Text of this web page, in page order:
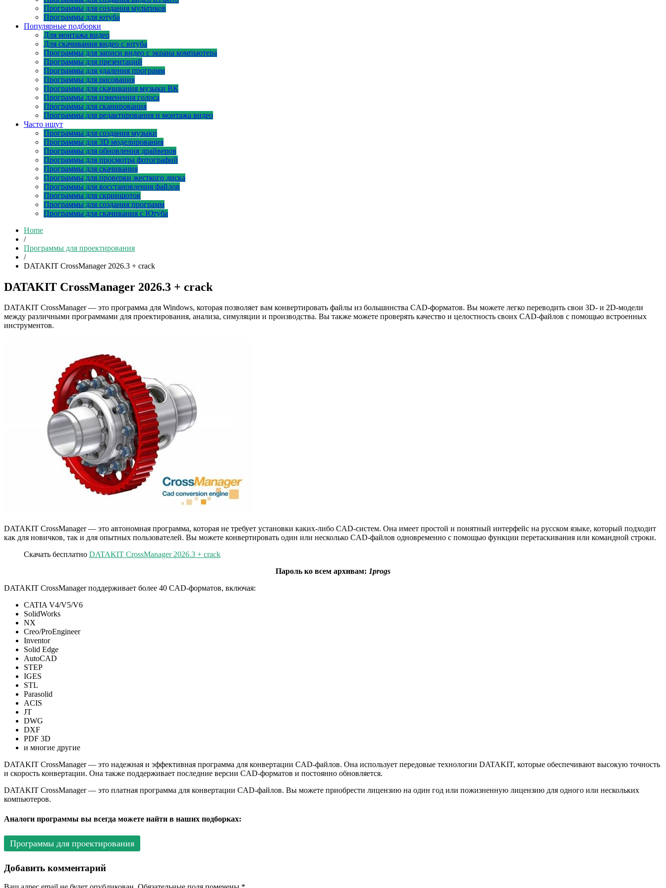
Программы для создания мультиков
Программы для ютуба
Популярные подборки
Для монтажа видео
Для скачивания видео с ютуба
Программы для записи видео с экрана компьютера
Программы для презентаций
Программы для удаления программ
Программы для рисования
Программы для скачивания музыки ВК
Программы для изменения голоса
Программы для сканирования
Программы для редактирования и монтажа видео
Часто ищут
Программы для создания музыки
Программы для 3D моделирования
Программы для обновления драйверов
Программы для просмотра фотографий
Программы для скачивания
Программы для проверки жесткого диска
Программы для восстановления файлов
Программы для скриншотов
Программы для создания программ
Программы для скачивания с Ютуба
Home
/
Программы для проектирования
/
DATAKIT CrossManager 2026.3 + crack
DATAKIT CrossManager 2026.3 + crack
DATAKIT CrossManager — это программа для Windows, которая позволяет вам конвертировать файлы из большинства CAD-форматов. Вы можете легко переводить свои 3D- и 2D-модели
между различными программами для проектирования, анализа, симуляции и производства. Вы также можете проверять качество и целостность своих CAD-файлов с помощью встроенных
инструментов.
DATAKIT CrossManager — это автономная программа, которая не требует установки каких-либо CAD-систем. Она имеет простой и понятный интерфейс на русском языке, который подходит
как для новичков, так и для опытных пользователей. Вы можете конвертировать один или несколько CAD-файлов одновременно с помощью функции перетаскивания или командной строки.
Скачать бесплатно DATAKIT CrossManager 2026.3 + crack
Пароль ко всем архивам: 1progs
DATAKIT CrossManager поддерживает более 40 CAD-форматов, включая:
CATIA V4/V5/V6
SolidWorks
NX
Creo/ProEngineer
Inventor
Solid Edge
AutoCAD
STEP
IGES
STL
Parasolid
ACIS
JT
DWG
DXF
PDF 3D
и многие другие
DATAKIT CrossManager — это надежная и эффективная программа для конвертации CAD-файлов. Она использует передовые технологии DATAKIT, которые обеспечивают высокую точность
и скорость конвертации. Она также поддерживает последние версии CAD-форматов и постоянно обновляется.
DATAKIT CrossManager — это платная программа для конвертации CAD-файлов. Вы можете приобрести лицензию на один год или пожизненную лицензию для одного или нескольких
компьютеров.
Аналоги программы вы всегда можете найти в наших подборках:
Программы для проектирования
Добавить комментарий